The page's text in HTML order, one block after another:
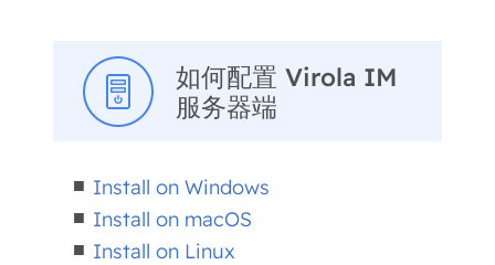
如何配置 Virola IM
服务器端
Install on Windows
Install on macOS
Install on Linux